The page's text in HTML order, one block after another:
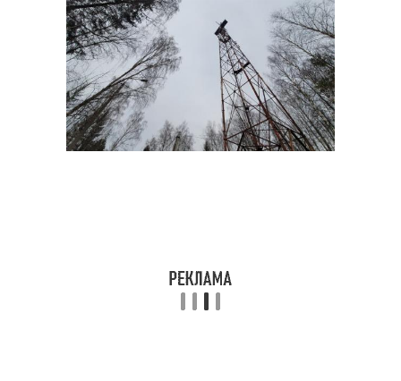
Диеты на окружающую
среду
Диеты на экономику
Диеты на общество Кетогенная диета